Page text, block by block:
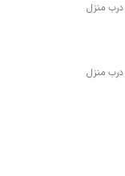
درب منزل
درب منزل